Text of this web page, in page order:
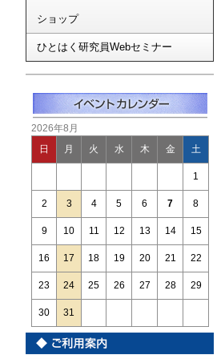
ショップ
ひとはく研究員Webセミナー
2026年8月
日 月 火 水 木 金 土
1
2 3 4 5 6 7 8
9 10 11 12 13 14 15
16 17 18 19 20 21 22
23 24 25 26 27 28 29
30 31